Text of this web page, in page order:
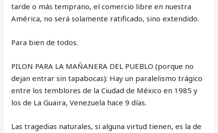
tarde o más temprano, el comercio libre en nuestra
América, no será solamente ratificado, sino extendido.
Para bien de todos.
PILON PARA LA MAÑANERA DEL PUEBLO (porque no
dejan entrar sin tapabocas): Hay un paralelismo trágico
entre los temblores de la Ciudad de México en 1985 y
los de La Guaira, Venezuela hace 9 días.
Las tragedias naturales, si alguna virtud tienen, es la de